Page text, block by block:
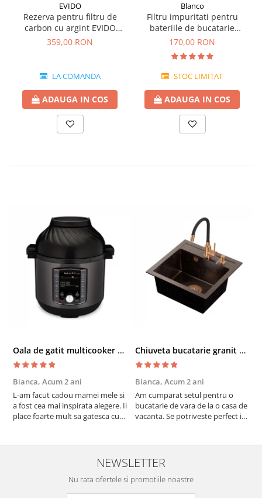
EVIDO
Rezerva pentru filtru de
carbon cu argint EVIDO
GREEN pentru bateriile de
359,00 RON
LA COMANDA
ADAUGA IN COS
Blanco
Filtru impuritati pentru
bateriile de bucatarie
Blanco
170,00 RON
STOC LIMITAT
ADAUGA IN COS
Oala de gatit multicooker 11 functii Instant Pot Pro Crisp 8 + Air Fryer 7.6 lt
Bianca, Acum 2 ani
L-am facut cadou mamei mele si
a fost cea mai inspirata alegere. Ii
place foarte mult sa gatesca cu
cratita...ma gandesc serios sa imi
cumpar si eu! Recomand mult !
Chiuveta bucatarie granit cu finisaj negru perlat/cupru Steingran Art Copper cu dozator si baterie Quadron
Bianca, Acum 2 ani
Am cumparat setul pentru o
bucatarie de vara de la o casa de
vacanta. Se potriveste perfect in
buna, recomand cu drag !
NEWSLETTER
Nu rata ofertele si promotiile noastre